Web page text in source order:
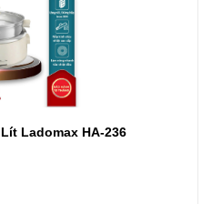
Ladomax HA-236